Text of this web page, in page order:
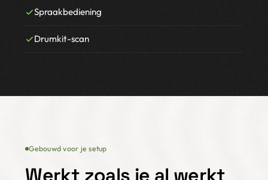
Spraakbediening
Drumkit-scan
Gebouwd voor je setup
Werkt zoals je al werkt